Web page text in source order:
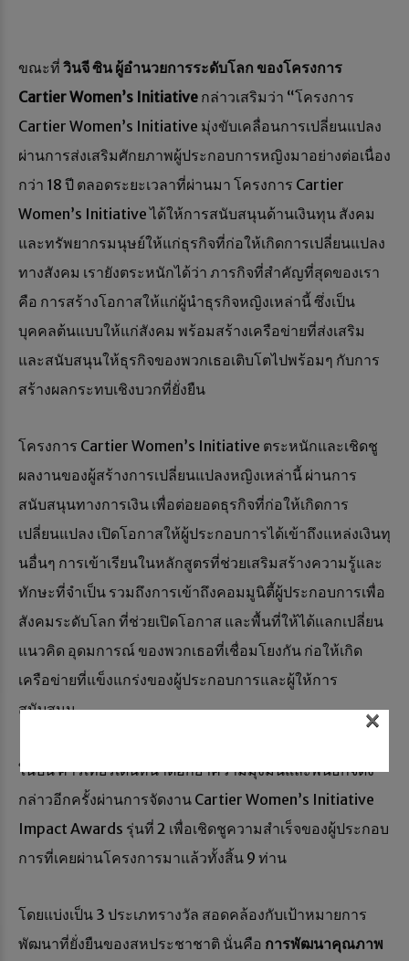
ขณะที่ วินจี ซิน ผู้อำนวยการระดับโลก ของโครงการ
Cartier Women’s Initiative กล่าวเสริมว่า “โครงการ
Cartier Women’s Initiative มุ่งขับเคลื่อนการเปลี่ยนแปลง
ผ่านการส่งเสริมศักยภาพผู้ประกอบการหญิงมาอย่างต่อเนื่อง
กว่า 18 ปี ตลอดระยะเวลาที่ผ่านมา โครงการ Cartier
Women’s Initiative ได้ให้การสนับสนุนด้านเงินทุน สังคม
และทรัพยากรมนุษย์ให้แก่ธุรกิจที่ก่อให้เกิดการเปลี่ยนแปลง
ทางสังคม เรายังตระหนักได้ว่า ภารกิจที่สำคัญที่สุดของเรา
คือ การสร้างโอกาสให้แก่ผู้นำธุรกิจหญิงเหล่านี้ ซึ่งเป็น
บุคคลต้นแบบให้แก่สังคม พร้อมสร้างเครือข่ายที่ส่งเสริม
และสนับสนุนให้ธุรกิจของพวกเธอเติบโตไปพร้อมๆ กับการ
สร้างผลกระทบเชิงบวกที่ยั่งยืน
โครงการ Cartier Women’s Initiative ตระหนักและเชิดชู
ผลงานของผู้สร้างการเปลี่ยนแปลงหญิงเหล่านี้ ผ่านการ
สนับสนุนทางการเงิน เพื่อต่อยอดธุรกิจที่ก่อให้เกิดการ
เปลี่ยนแปลง เปิดโอกาสให้ผู้ประกอบการได้เข้าถึงแหล่งเงินทุ
นอื่นๆ การเข้าเรียนในหลักสูตรที่ช่วยเสริมสร้างความรู้และ
ทักษะที่จำเป็น รวมถึงการเข้าถึงคอมมูนิตี้ผู้ประกอบการเพื่อ
สังคมระดับโลก ที่ช่วยเปิดโอกาส และพื้นที่ให้ได้แลกเปลี่ยน
แนวคิด อุดมการณ์ ของพวกเธอที่เชื่อมโยงกัน ก่อให้เกิด
เครือข่ายที่แข็งแกร่งของผู้ประกอบการและผู้ให้การ
สนับสนุน
ในปีนี้ คาร์เทียร์เดินหน้าตอกย้ำความมุ่งมั่นและพันธกิจดัง
กล่าวอีกครั้งผ่านการจัดงาน Cartier Women’s Initiative
Impact Awards รุ่นที่ 2 เพื่อเชิดชูความสำเร็จของผู้ประกอบ
การที่เคยผ่านโครงการมาแล้วทั้งสิ้น 9 ท่าน
โดยแบ่งเป็น 3 ประเภทรางวัล สอดคล้องกับเป้าหมายการ
พัฒนาที่ยั่งยืนของสหประชาชาติ นั่นคือ การพัฒนาคุณภาพ
×